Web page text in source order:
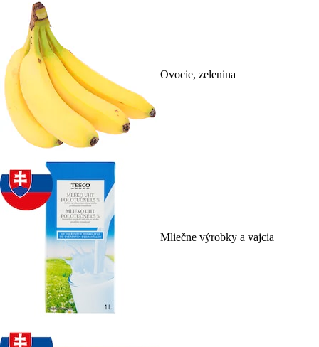
Ovocie, zelenina
Mliečne výrobky a vajcia